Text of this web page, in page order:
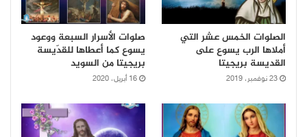
الصلوات الخمس عشر التي
أملاها الرب يسوع على
القديسة بريجيتا
23 نوفمبر، 2019
صلوات الأسرار السبعة ووعود
يسوع كما أعطاها للقدّيسة
بريجيتا من السويد
16 أبريل، 2020